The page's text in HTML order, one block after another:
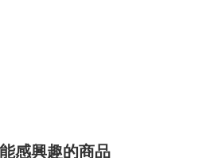
感興趣的商品